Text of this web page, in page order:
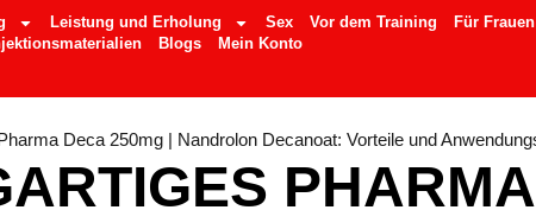
Leistung und Erholung Sex Vor dem Training Für Frauen
Blogs Mein Konto
Deca 250mg | Nandrolon Decanoat: Vorteile und